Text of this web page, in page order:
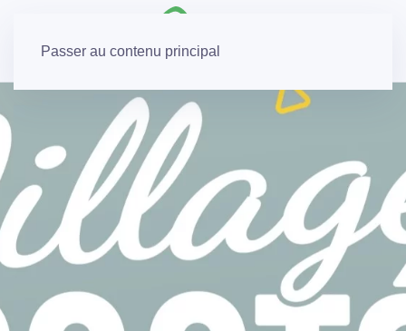
Passer au contenu principal